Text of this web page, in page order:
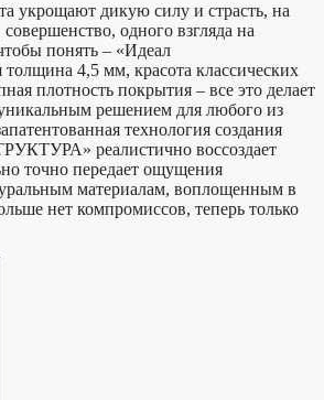
укрощают дикую силу и страсть, на
совершенство, одного взгляда на
понять – «Идеал
толщина 4,5 мм, красота классических
плотность покрытия – все это делает
решением для любого из
технология создания
реалистично воссоздает
точно передает ощущения
материалам, воплощенным в
нет компромиссов, теперь только